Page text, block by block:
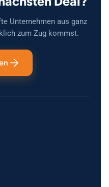
Unternehmen aus ganz
zum Zug kommst.